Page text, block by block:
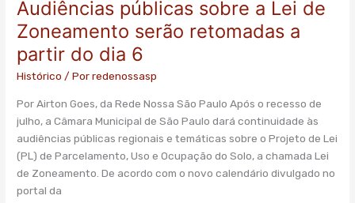
Audiências públicas sobre a Lei de
Zoneamento serão retomadas a
partir do dia 6
Histórico / Porredenossasp
Por Airton Goes, da Rede Nossa São Paulo Após o recesso de
julho, a Câmara Municipal de São Paulo dará continuidade às
audiências públicas regionais e temáticas sobre o Projeto de Lei
(PL) de Parcelamento, Uso e Ocupação do Solo, a chamada Lei
de Zoneamento. De acordo com o novo calendário divulgado no
portal da
Audiências
públicas
sobre
a
Lei
Zoneamento
serão
retomadas
a
partir
do